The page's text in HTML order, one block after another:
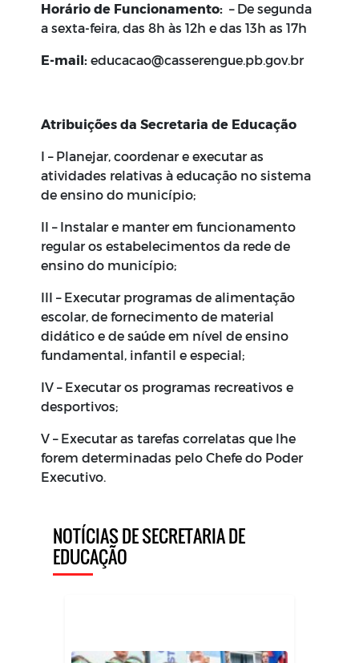
Horário de Funcionamento: – De segunda
a sexta-feira, das 8h às 12h e das 13h as 17h
E-mail: educacao@casserengue.pb.gov.br
Atribuições da Secretaria de Educação
I – Planejar, coordenar e executar as
atividades relativas à educação no sistema
de ensino do município;
II – Instalar e manter em funcionamento
regular os estabelecimentos da rede de
ensino do município;
III – Executar programas de alimentação
escolar, de fornecimento de material
didático e de saúde em nível de ensino
fundamental, infantil e especial;
IV – Executar os programas recreativos e
desportivos;
V – Executar as tarefas correlatas que lhe
forem determinadas pelo Chefe do Poder
Executivo.
NOTÍCIAS DE SECRETARIA DE
EDUCAÇÃO